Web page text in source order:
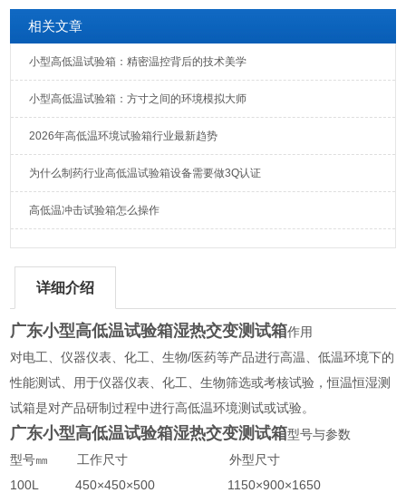
相关文章
小型高低温试验箱：精密温控背后的技术美学
小型高低温试验箱：方寸之间的环境模拟大师
2026年高低温环境试验箱行业最新趋势
为什么制药行业高低温试验箱设备需要做3Q认证
高低温冲击试验箱怎么操作
详细介绍
广东小型高低温试验箱湿热交变测试箱作用
对电工、仪器仪表、化工、生物/医药等产品进行高温、低温环境下的
性能测试、用于仪器仪表、化工、生物筛选或考核试验，恒温恒湿测
试箱是对产品研制过程中进行高低温环境测试或试验。
广东小型高低温试验箱湿热交变测试箱型号与参数
型号㎜ 工作尺寸 外型尺寸
100L 450×450×500 1150×900×1650